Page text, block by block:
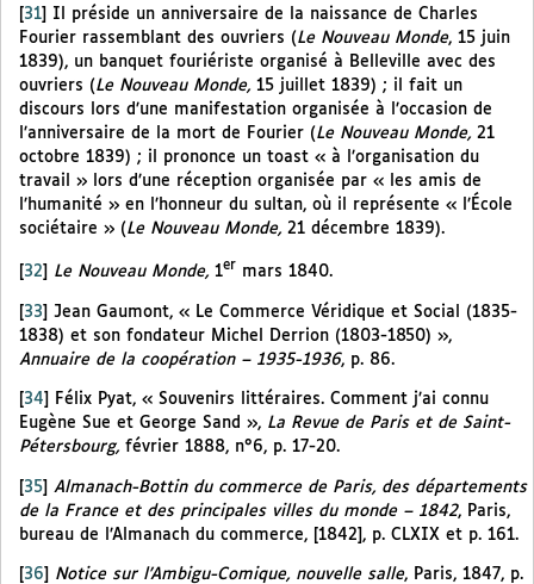
[31] Il préside un anniversaire de la naissance de Charles
Fourier rassemblant des ouvriers (Le Nouveau Monde, 15 juin
1839), un banquet fouriériste organisé à Belleville avec des
ouvriers (Le Nouveau Monde, 15 juillet 1839) ; il fait un
discours lors d’une manifestation organisée à l’occasion de
l’anniversaire de la mort de Fourier (Le Nouveau Monde, 21
octobre 1839) ; il prononce un toast « à l’organisation du
travail » lors d’une réception organisée par « les amis de
l’humanité » en l’honneur du sultan, où il représente « l’École
sociétaire » (Le Nouveau Monde, 21 décembre 1839).
32 Le Nouveau Monde, 1er mars 1840.
[33] Jean Gaumont, « Le Commerce Véridique et Social (1835-
1838) et son fondateur Michel Derrion (1803-1850) »,
Annuaire de la coopération – 1935-1936, p. 86.
34
Félix Pyat, « Souvenirs littéraires. Comment j’ai connu
Eugène Sue et George Sand », La Revue de Paris et de Saint-
Pétersbourg, février 1888, n°6, p. 17-20.
[35] Almanach-Bottin du commerce de Paris, des départements
de la France et des principales villes du monde – 1842, Paris,
bureau de l’Almanach du commerce, [1842], p. CLXIX et p. 161.
36 Notice sur l’Ambigu-Comique, nouvelle salle, Paris, 1847, p.